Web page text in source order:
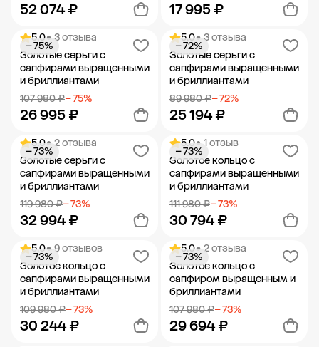
52 074 ₽
Добавить в корзину
17 995 ₽
Добавить в корзину
5.0• 3 отзыва
Золотые серьги с
сапфирами выращенными
и бриллиантами
107 980 ₽− 75%
26 995 ₽
− 75%
Добавить в корзину
5.0• 3 отзыва
Золотые серьги с
сапфирами выращенными
и бриллиантами
89 980 ₽− 72%
25 194 ₽
− 72%
Добавить в корзину
5.0• 2 отзыва
Золотые серьги с
сапфирами выращенными
и бриллиантами
119 980 ₽− 73%
32 994 ₽
− 73%
Добавить в корзину
5.0• 1 отзыв
Золотое кольцо с
сапфирами выращенными
и бриллиантами
111 980 ₽− 73%
30 794 ₽
− 73%
Добавить в корзину
5.0• 9 отзывов
Золотое кольцо с
сапфирами выращенными
и бриллиантами
109 980 ₽− 73%
30 244 ₽
− 73%
5.0• 2 отзыва
Золотое кольцо с
сапфиром выращенным и
бриллиантами
107 980 ₽− 73%
29 694 ₽
− 73%